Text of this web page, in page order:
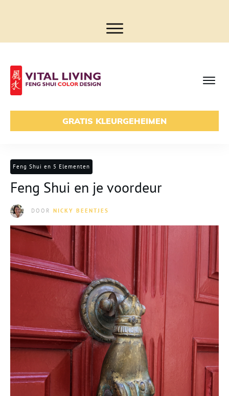
GRATIS KLEURGEHEIMEN
Feng Shui en 5 Elementen
Feng Shui en je voordeur
DOOR NICKY BEENTJES